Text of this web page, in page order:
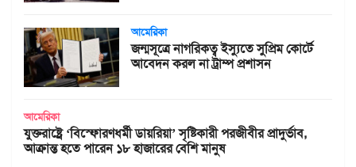
আমেরিকা
জন্মসূত্রে নাগরিকত্ব ইস্যুতে সুপ্রিম কোর্টে
আবেদন করল না ট্রাম্প প্রশাসন
আমেরিকা
যুক্তরাষ্ট্রে ‘বিস্ফোরণধর্মী ডায়রিয়া’ সৃষ্টিকারী পরজীবীর প্রাদুর্ভাব,
আক্রান্ত হতে পারেন ১৮ হাজারের বেশি মানুষ